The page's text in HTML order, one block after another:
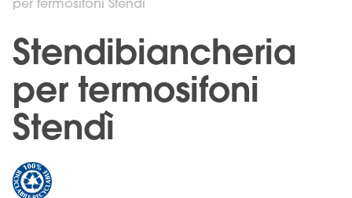
Stendibiancheria
per termosifoni
Stendì